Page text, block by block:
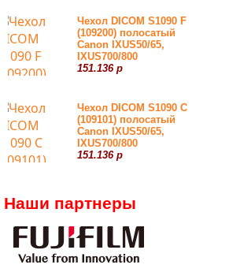
Чехол DICOM S1090 F
(109200) полосатый
Canon IXUS50/65,
IXUS700/800
151.136 р
Чехол DICOM S1090 С
(109101) полосатый
Canon IXUS50/65,
IXUS700/800
151.136 р
Наши партнеры